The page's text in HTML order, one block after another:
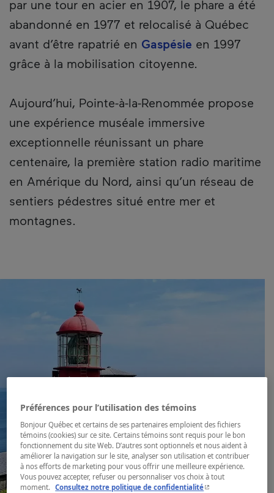
par une tour en acier en 1907, le phare a été
abandonné en 1977 et relocalisé à Québec
avant d’être rapatrié en Gaspésie en 1997
grâce à la mobilisation citoyenne.
Aujourd’hui, Pointe-à-la-Renommée propose
une expérience muséale immersive
exceptionnelle réunissant un phare
centenaire, la première station radio maritime
en Amérique du Nord, ainsi qu’un réseau de
sentiers pédestres situé entre mer et
montagnes.
Préférences pour l’utilisation des témoins
Bonjour Québec et certains de ses partenaires emploient des fichiers
témoins (cookies) sur ce site. Certains témoins sont requis pour le bon
fonctionnement du site Web. D’autres sont optionnels et nous aident à
améliorer la navigation sur le site, analyser son utilisation et contribuer
à nos efforts de marketing pour vous offrir une meilleure expérience.
Vous pouvez accepter, refuser ou personnaliser vos choix à tout
moment. Consultez notre politique de confidentialité- Cet hyperlien